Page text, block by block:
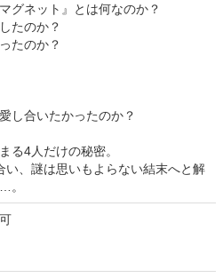
グネット』とは何なのか？
たのか？
たのか？
し合いたかったのか？
る4人だけの秘密。
い、謎は思いもよらない結末へと解
。